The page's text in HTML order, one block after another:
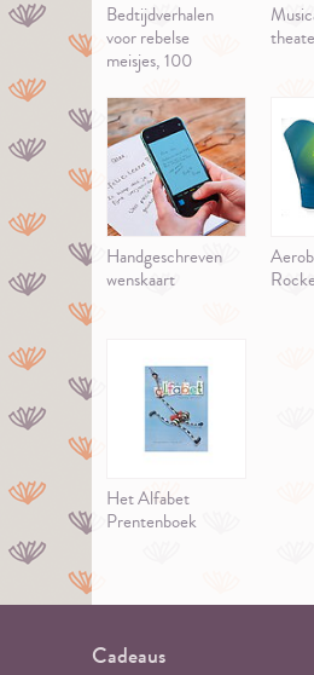
Bedtijdverhalen
voor rebelse
meisjes, 100
Nederlandse
vrouwen
Handgeschreven
wenskaart
Het Alfabet
Prentenboek
Cadeaus